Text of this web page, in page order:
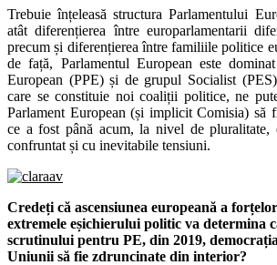
Trebuie înțeleasă structura Parlamentului
atât diferențierea între europarlamentarii
precum și diferențierea între familiile politice
de față, Parlamentul European este
European (PPE) și de grupul Socialist
care se constituie noi coaliții politice, ne
Parlament European (și implicit Comisia) să
ce a fost până acum, la nivel de pluralitate,
confruntat și cu inevitabile tensiuni.
Credeți că ascensiunea europeană a
extremele eșichierului politic va determina
scrutinului pentru PE, din 2019,
Uniunii să fie zdruncinate din interior?